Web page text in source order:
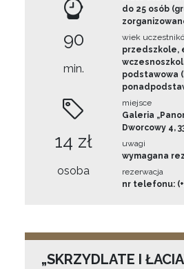
90
min.
14 zł
osoba
do 25 osób
wiek
przedszkole,
podstawowa
miejsce
Galeria
Dworcowy 4,
uwagi
wymagana
rezerwacja
nr telefonu:
„SKRZYDLATE I